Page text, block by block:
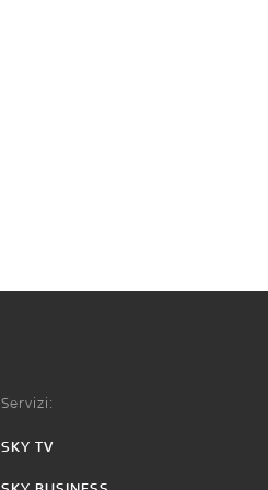
Servizi:
SKY TV